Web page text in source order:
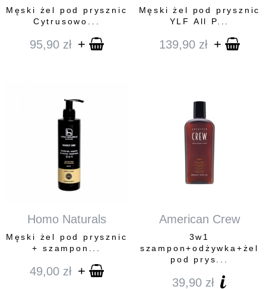
Męski żel pod prysznic
Cytrusowo...
95,90 zł +
Męski żel pod prysznic
YLF All P...
139,90 zł +
Homo Naturals
Męski żel pod prysznic
+ szampon...
49,00 zł +
American Crew
3w1
szampon+odżywka+żel
pod prys...
39,90 zł